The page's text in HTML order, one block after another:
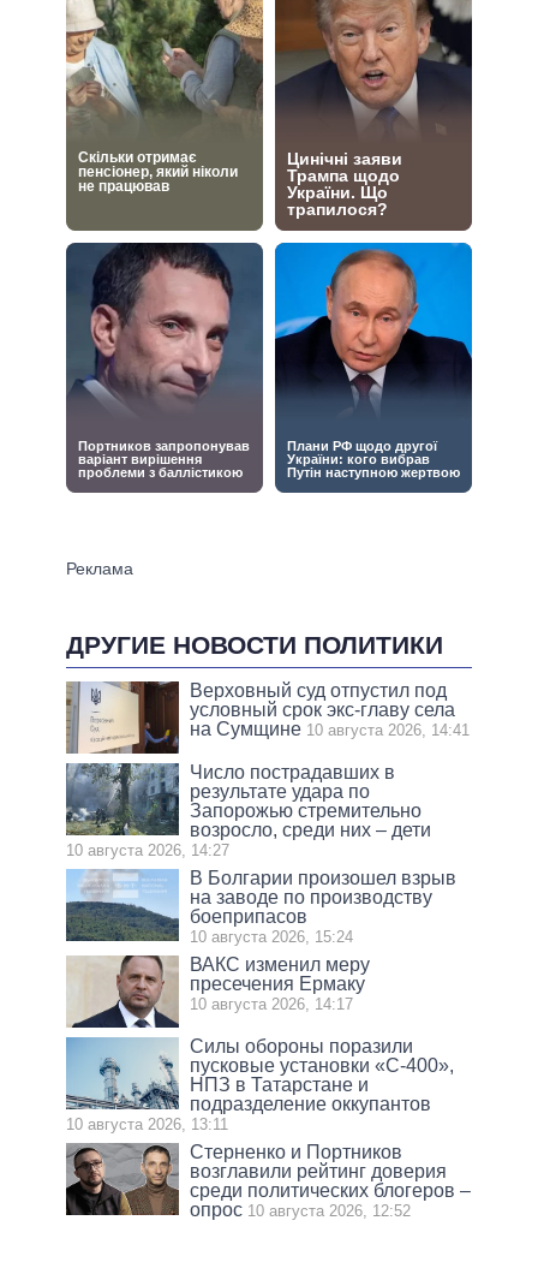
ДРУГИЕ НОВОСТИ ПОЛИТИКИ
Верховный суд отпустил под
условный срок экс-главу села
на Сумщине 10 августа 2026, 14:41
Число пострадавших в
результате удара по
Запорожью стремительно
возросло, среди них – дети
10 августа 2026, 14:27
В Болгарии произошел взрыв
на заводе по производству
боеприпасов
10 августа 2026, 15:24
ВАКС изменил меру
пресечения Ермаку
10 августа 2026, 14:17
Силы обороны поразили
пусковые установки «С-400»,
НПЗ в Татарстане и
подразделение оккупантов
10 августа 2026, 13:11
Стерненко и Портников
возглавили рейтинг доверия
среди политических блогеров –
опрос 10 августа 2026, 12:52